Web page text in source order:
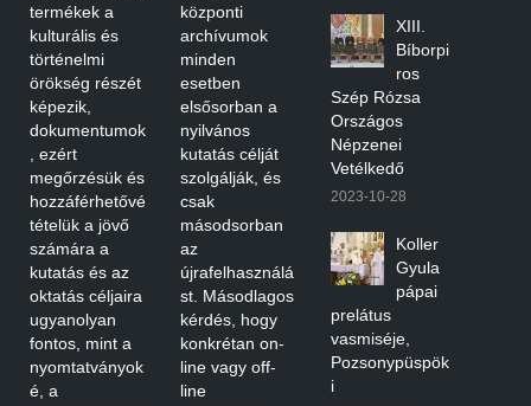
termékek a
kulturális és
történelmi
örökség részét
képezik,
dokumentumok
, ezért
megőrzésük és
hozzáférhetővé
tételük a jövő
számára a
kutatás és az
oktatás céljaira
ugyanolyan
fontos, mint a
nyomtatványok
é, a
központi
archívumok
minden
esetben
elsősorban a
nyilvános
kutatás célját
szolgálják, és
csak
másodsorban
az
újrafelhasználá
st. Másodlagos
kérdés, hogy
konkrétan on-
line vagy off-
line
XIII.
Bíborpi
ros
Szép Rózsa
Országos
Népzenei
Vetélkedő
2023-10-28
Koller
Gyula
pápai
prelátus
vasmiséje,
Pozsonypüspök
i